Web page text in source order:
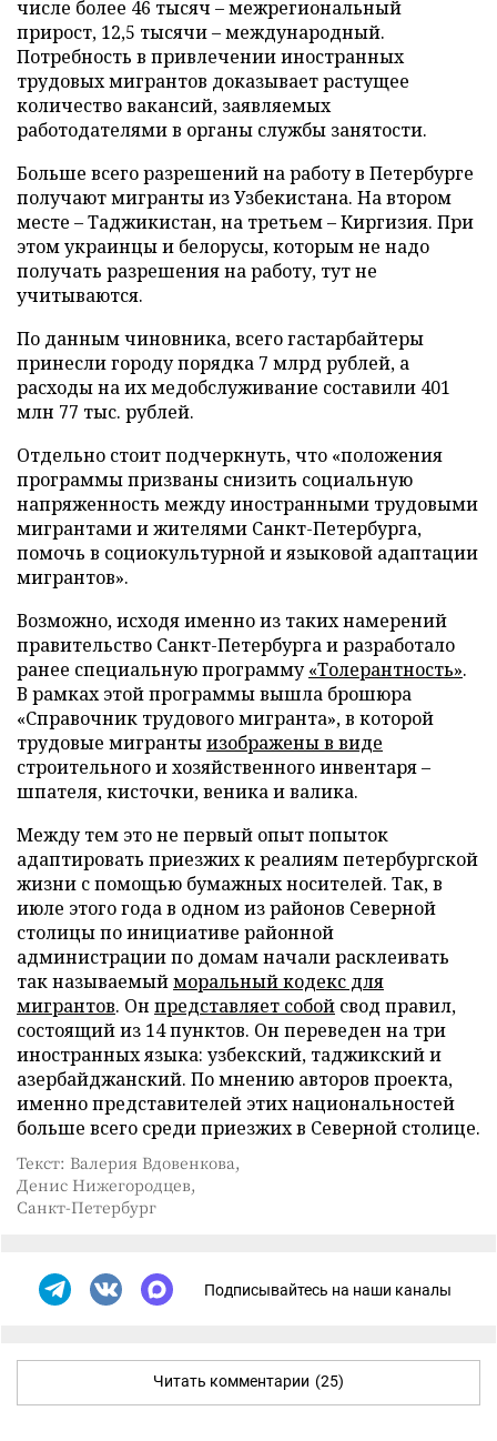
числе более 46 тысяч – межрегиональный
прирост, 12,5 тысячи – международный.
Потребность в привлечении иностранных
трудовых мигрантов доказывает растущее
количество вакансий, заявляемых
работодателями в органы службы занятости.
Больше всего разрешений на работу в Петербурге
получают мигранты из Узбекистана. На втором
месте – Таджикистан, на третьем – Киргизия. При
этом украинцы и белорусы, которым не надо
получать разрешения на работу, тут не
учитываются.
По данным чиновника, всего гастарбайтеры
принесли городу порядка 7 млрд рублей, а
расходы на их медобслуживание составили 401
млн 77 тыс. рублей.
Отдельно стоит подчеркнуть, что «положения
программы призваны снизить социальную
напряженность между иностранными трудовыми
мигрантами и жителями Санкт-Петербурга,
помочь в социокультурной и языковой адаптации
мигрантов».
Возможно, исходя именно из таких намерений
правительство Санкт-Петербурга и разработало
ранее специальную программу«Толерантность».
В рамках этой программы вышла брошюра
«Справочник трудового мигранта», в которой
трудовые мигрантыизображены в виде
строительного и хозяйственного инвентаря –
шпателя, кисточки, веника и валика.
Между тем это не первый опыт попыток
адаптировать приезжих к реалиям петербургской
жизни с помощью бумажных носителей. Так, в
июле этого года в одном из районов Северной
столицы по инициативе районной
администрации по домам начали расклеивать
так называемыйморальный кодекс для
мигрантов. Он представляет собой свод правил,
состоящий из 14 пунктов. Он переведен на три
иностранных языка: узбекский, таджикский и
азербайджанский. По мнению авторов проекта,
именно представителей этих национальностей
больше всего среди приезжих в Северной столице.
Текст: Валерия Вдовенкова,
Денис Нижегородцев,
Санкт-Петербург
Подписывайтесь на наши каналы
Читать комментарии (25)